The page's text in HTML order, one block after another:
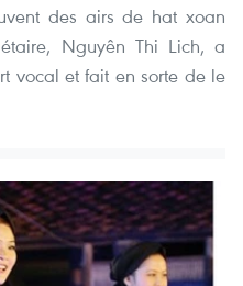
des airs de hat xoan
Nguyên Thi Lich, a
vocal et fait en sorte de le